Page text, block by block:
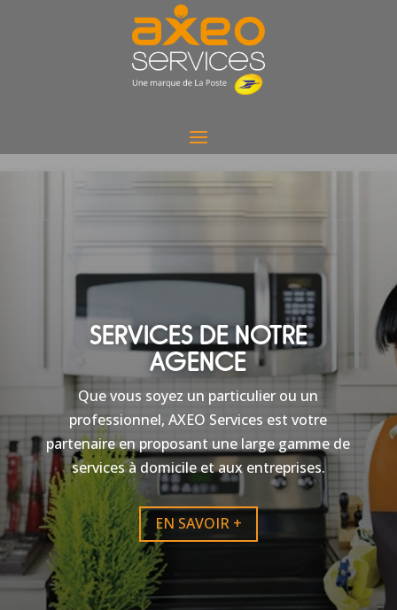
SERVICES DE NOTRE
AGENCE
Que vous soyez un particulier ou un
professionnel, AXEO Services est votre
partenaire en proposant une large gamme de
services à domicile et aux entreprises.
EN SAVOIR +